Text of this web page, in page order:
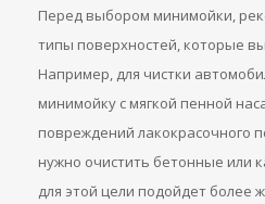
Перед выбором минимойки,
типы поверхностей, которые
Например, для чистки
минимойку с мягкой пенной
повреждений лакокрасочного
нужно очистить бетонные или
для этой цели подойдет более